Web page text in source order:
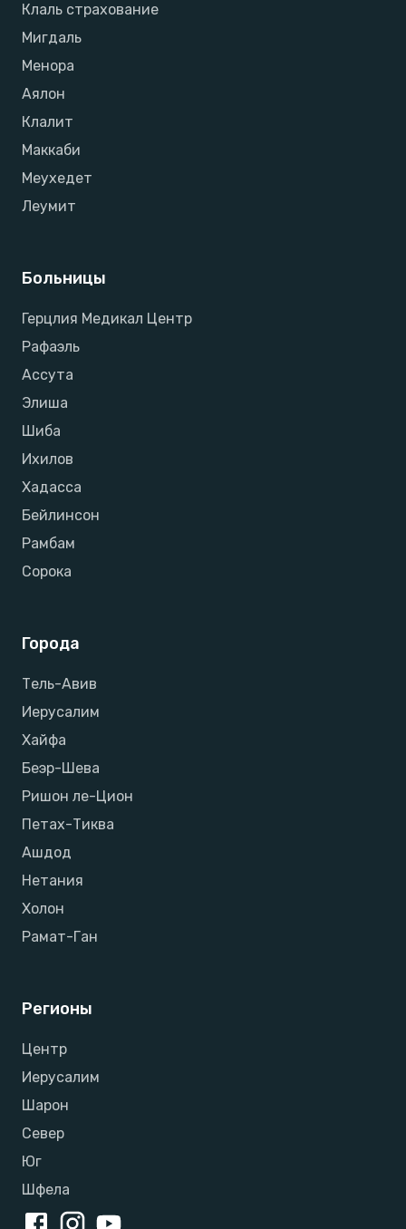
Клаль страхование
Мигдаль
Менора
Аялон
Клалит
Маккаби
Меухедет
Леумит
Больницы
Герцлия Медикал Центр
Рафаэль
Ассута
Элиша
Шиба
Ихилов
Хадасса
Бейлинсон
Рамбам
Сорока
Города
Тель-Авив
Иерусалим
Хайфа
Беэр-Шева
Ришон ле-Цион
Петах-Тиква
Ашдод
Нетания
Холон
Рамат-Ган
Регионы
Центр
Иерусалим
Шарон
Север
Юг
Шфела